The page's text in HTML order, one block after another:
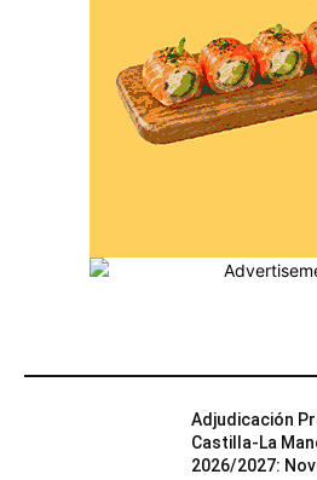
Adjudicación
Castilla-La
2026/2027: